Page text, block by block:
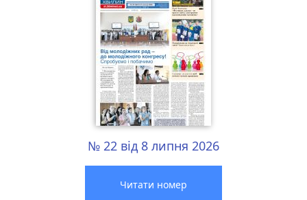
№ 22 від 8 липня 2026
Читати номер